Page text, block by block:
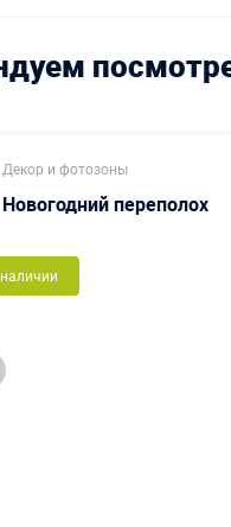
Декор и фотозоны
Новогодний переполох